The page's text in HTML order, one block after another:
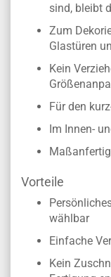
sind, bleibt
Zum
Glastüren
Kein
Für den
Im Innen-
Vorteile
wählbar
Einfache
Kein